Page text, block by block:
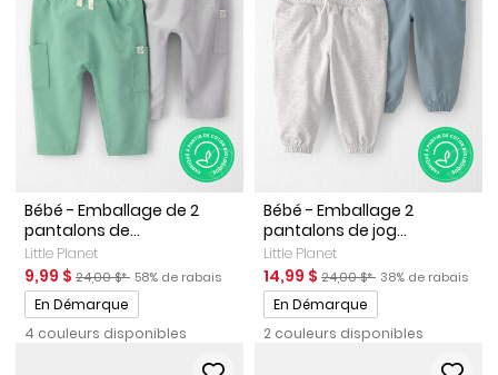
Bébé - Emballage de 2
pantalons de...
Little Planet
Prix de solde
9,99 $ Prix ​​de détail suggéré par le fabricant
24,00 $* Pourcentage de rabais
58% de rabais
Promotions
En Démarque
4 couleurs disponibles
Bébé - Emballage 2
pantalons de jog...
Little Planet
Prix de solde
14,99 $ Prix ​​de détail suggéré par
24,00 $* Pourcentage de
38% de rabais
Promotions
En Démarque
2 couleurs disponibles